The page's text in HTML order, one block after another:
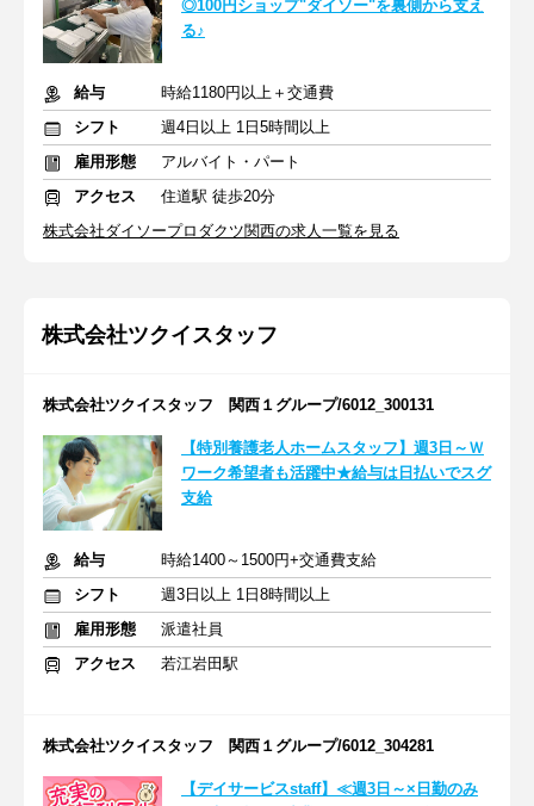
◎100円ショップ"ダイソー"を裏側から支え
る♪
給与
時給1180円以上＋交通費
シフト
週4日以上 1日5時間以上
雇用形態
アルバイト・パート
アクセス
住道駅 徒歩20分
株式会社ダイソープロダクツ関西の求人一覧を見る
株式会社ツクイスタッフ
株式会社ツクイスタッフ 関西１グループ/6012_300131
【特別養護老人ホームスタッフ】週3日～Ｗ
ワーク希望者も活躍中★給与は日払いでスグ
支給
給与
時給1400～1500円+交通費支給
シフト
週3日以上 1日8時間以上
雇用形態
派遣社員
アクセス
若江岩田駅
株式会社ツクイスタッフ 関西１グループ/6012_304281
【デイサービスstaff】≪週3日～×日勤のみ